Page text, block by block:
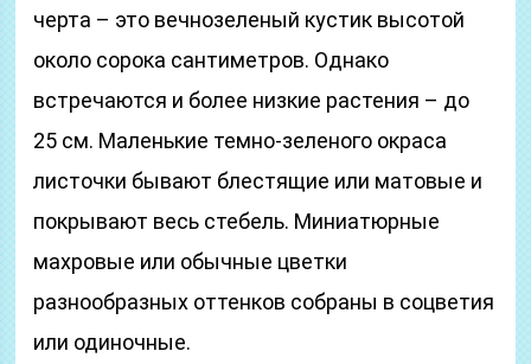
черта – это вечнозеленый кустик высотой
около сорока сантиметров. Однако
встречаются и более низкие растения – до
25 см. Маленькие темно-зеленого окраса
листочки бывают блестящие или матовые и
покрывают весь стебель. Миниатюрные
махровые или обычные цветки
разнообразных оттенков собраны в соцветия
или одиночные.